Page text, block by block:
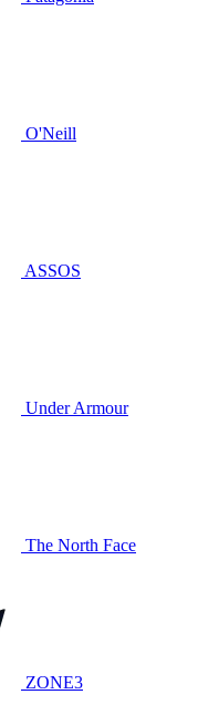
O'Neill
ASSOS
Under Armour
The North Face
ZONE3